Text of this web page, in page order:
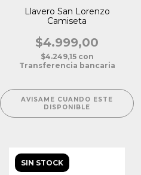
Llavero San Lorenzo
Camiseta
$4.999,00
$4.249,15 con
Transferencia bancaria
AVISAME CUANDO ESTE
DISPONIBLE
SIN STOCK